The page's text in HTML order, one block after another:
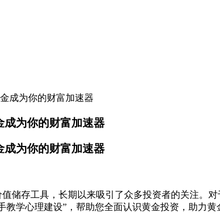
成为你的财富加速器
成为你的财富加速器
成为你的财富加速器
储存工具，长期以来吸引了众多投资者的关注。对
教学心理建设”，帮助您全面认识黄金投资，助力黄